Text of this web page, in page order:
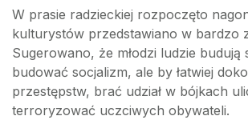
W prasie radzieckiej rozpoczęto
kulturystów przedstawiano w bardzo
Sugerowano, że młodzi ludzie budują
budować socjalizm, ale by łatwiej
przestępstw, brać udział w bójkach
terroryzować uczciwych obywateli.